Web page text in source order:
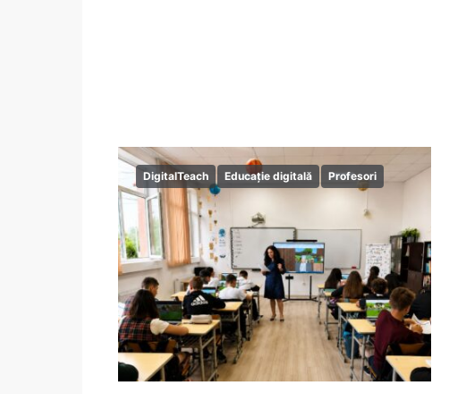
DigitalTeach Educație digitală Profesori